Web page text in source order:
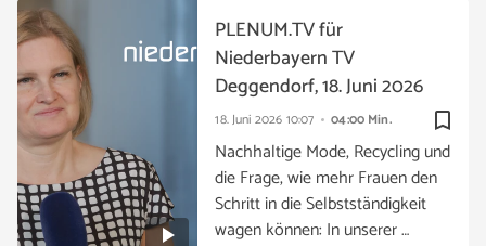
bookmark_border
18. Juni 2026 10:07 04:00 Min.
PLENUM.TV für
Niederbayern TV
Deggendorf, 18. Juni 2026
Nachhaltige Mode, Recycling und
die Frage, wie mehr Frauen den
Schritt in die Selbstständigkeit
wagen können: In unserer …